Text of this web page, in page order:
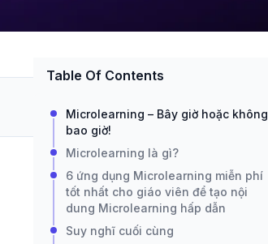
Table Of Contents
Microlearning – Bây giờ hoặc không
bao giờ!
Microlearning là gì?
6 ứng dụng Microlearning miễn phí
tốt nhất cho giáo viên để tạo nội
dung Microlearning hấp dẫn
Suy nghĩ cuối cùng